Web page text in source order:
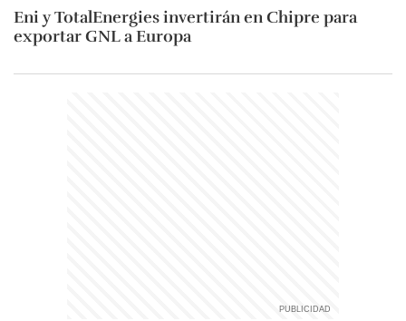
Eni y TotalEnergies invertirán en Chipre para
exportar GNL a Europa